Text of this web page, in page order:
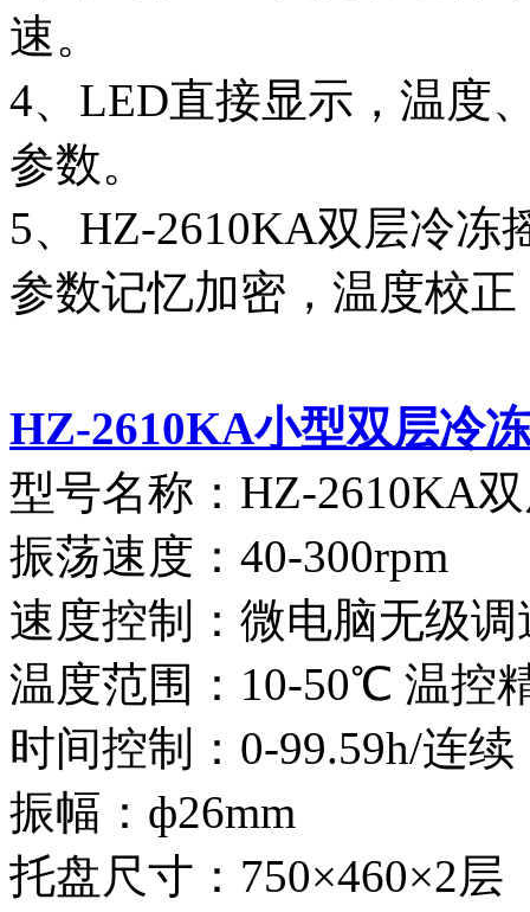
速。
4、LED直接显示，温度
参数。
5、HZ-2610KA双层冷冻
参数记忆加密，温度校
HZ-2610KA小型双层冷
型号名称：HZ-2610KA
振荡速度：40-300rpm
速度控制：微电脑无级调
温度范围：10-50℃ 温控
时间控制：0-99.59h/连续
振幅：ф26mm
托盘尺寸：750×460×2层